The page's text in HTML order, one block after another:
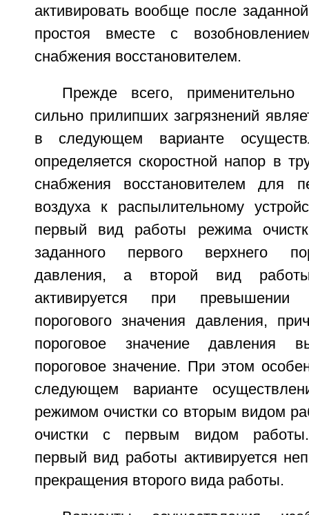
активировать вообще после
простоя вместе с
снабжения восстановителем.
Прежде всего,
сильно прилипших загрязнений
в следующем варианте
определяется скоростной напор в
снабжения восстановителем для
воздуха к распылительному
первый вид работы режима
заданного первого верхнего
давления, а второй вид
активируется при превышении
порогового значения давления,
пороговое значение давления
пороговое значение. При этом
следующем варианте
режимом очистки со вторым видом
очистки с первым видом
первый вид работы активируется
прекращения второго вида работы.